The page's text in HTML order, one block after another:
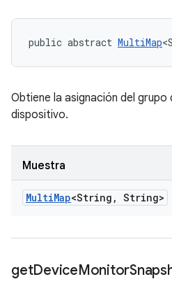
public abstract MultiMap
Obtiene la asignación del grupo
dispositivo.
Muestra
MultiMap<String , String>
getDeviceMonitor